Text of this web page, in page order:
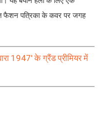
फैशन पत्रिका के कवर पर जगह
1947' के ग्रैंड प्रीमियर में